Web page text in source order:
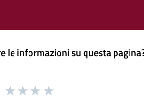
le informazioni su questa